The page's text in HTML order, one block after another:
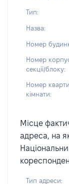
Тип:
Назва:
Номер
Номер
секції/блоку:
Номер
кімнати:
Місце
адреса, на
Тип адреси: